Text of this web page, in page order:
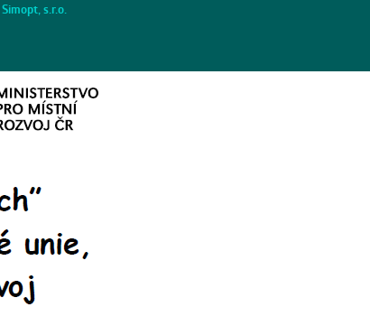
Simopt, s.r.o.